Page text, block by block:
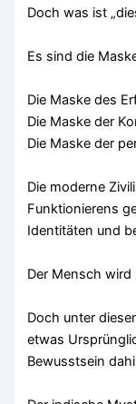
Doch was ist
Es sind die
Die Maske des
Die Maske der
Die Maske der
Die moderne
Funktionierens
Identitäten und
Der Mensch wird
Doch unter
etwas
Bewusstsein